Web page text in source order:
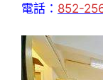
電話： 852-